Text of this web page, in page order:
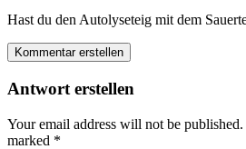
Hast du den Autolyseteig mit dem
Kommentar erstellen
Antwort erstellen
Your email address will not be published.
marked *